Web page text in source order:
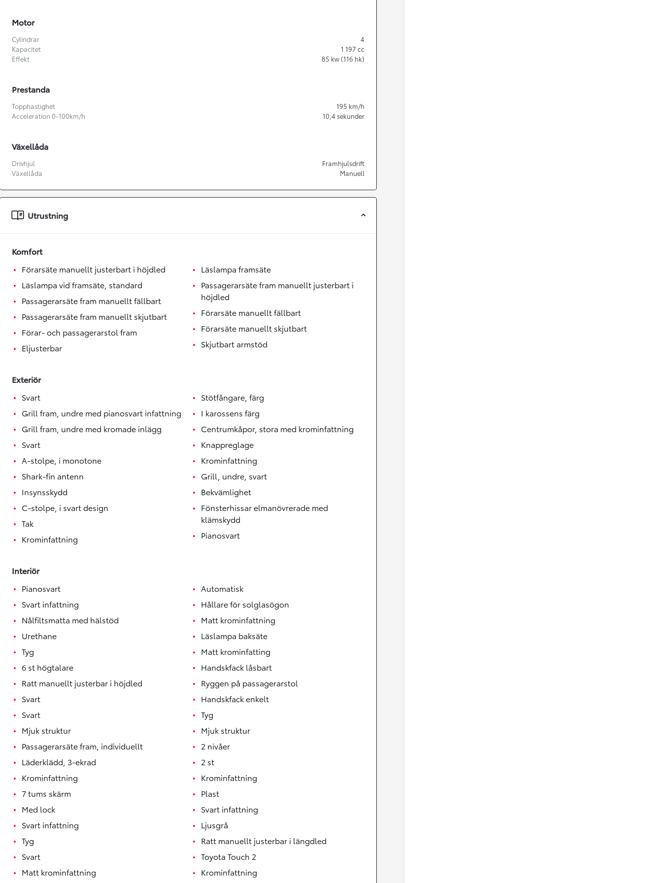
Easy Billån
Easy Billån
Toyota GR Supra
Motor
Cylindrar
4
Kapacitet
1 197 cc
Effekt
85 kw (116 hk)
Prestanda
Topphastighet 195 km/h
Acceleration 0-100km/h
10,4 sekunder
Växellåda
Drivhjul
Framhjulsdrift
Växellåda
Manuell
Utrustning
Komfort
Förarsäte manuellt justerbart i höjdled
Läslampa vid framsäte, standard
Passagerarsäte fram manuellt fällbart
Passagerarsäte fram manuellt skjutbart
Förar- och passagerarstol fram
Eljusterbar
Läslampa framsäte
Passagerarsäte fram manuellt justerbart i
höjdled
Förarsäte manuellt fällbart
Förarsäte manuellt skjutbart
Skjutbart armstöd
Exteriör
Svart
Grill fram, undre med pianosvart infattning
Grill fram, undre med kromade inlägg
Svart
A-stolpe, i monotone
Shark-fin antenn
Insynsskydd
C-stolpe, i svart design
Tak
Krominfattning
Stötfångare, färg
I karossens färg
Centrumkåpor, stora med krominfattning
Knappreglage
Krominfattning
Grill, undre, svart
Bekvämlighet
Fönsterhissar elmanövrerade med
klämskydd
Pianosvart
Interiör
Pianosvart
Svart infattning
Nålfiltsmatta med hälstöd
Urethane
Tyg
6 st högtalare
Ratt manuellt justerbar i höjdled
Svart
Svart
Mjuk struktur
Passagerarsäte fram, individuellt
Läderklädd, 3-ekrad
Krominfattning
7 tums skärm
Med lock
Svart infattning
Tyg
Svart
Matt krominfattning
Automatisk
Hållare för solglasögon
Matt krominfattning
Läslampa baksäte
Matt krominfatting
Handskfack låsbart
Ryggen på passagerarstol
Handskfack enkelt
Tyg
Mjuk struktur
2 nivåer
2 st
Krominfattning
Plast
Svart infattning
Ljusgrå
Ratt manuellt justerbar i längdled
Toyota Touch 2
Krominfattning